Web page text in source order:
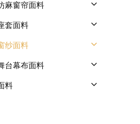
麻窗帘面料
套面料
纱面料
台幕布面料
料